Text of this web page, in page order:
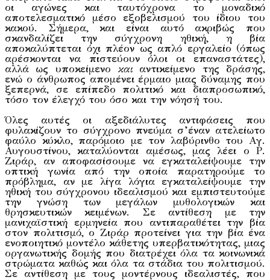
οι αγώνες και ταυτόχρονα το μοναδικό
αποτελεσματικό μέσο εξοβελισμού του ίδιου του
κακού. Σήμερα, και είναι αυτό ακριβώς που
σκανδαλίζει την σύγχρονη ηθική, η βία
αποκαλύπτεται όχι πλέον ως απλό εργαλείο (όπως
αρέσκονται να πιστεύουν όλοι οι επαναστάτες),
αλλά ως υποκείμενο και αντικείμενο της δράσης,
ενώ ο άνθρωπος απομένει έρμαιο μιας δύναμης που
ξεπερνά, σε επίπεδο πολιτικό και διαπροσωπικό,
τόσο τον έλεγχό του όσο και την νόησή του.
Όλες αυτές οι αξεδιάλυτες αντιφάσεις που
φυλακίζουν το σύγχρονο πνεύμα σ’έναν ατελείωτο
φαύλο κύκλο, παρόμοιο με τον λαβύρινθο του Αγ.
Αυγουστίνου, καταλύονται αμέσως, μας λέει ο Ρ.
Ζιράρ, αν αποφασίσουμε να εγκαταλείψουμε την
οπτική γωνία από την οποία παρατηρούμε το
πρόβλημα, αν με λίγα λόγια εγκαταλείψουμε την
ηθική του σύγχρονου ιδεαλισμού και εμπιστευτούμε
την γνώση των μεγάλων μυθολογικών και
θρησκευτικών κειμένων. Σε αντίθεση με την
μανιχαϊστική ερμηνεία που αντιπαραθέτει την βία
στον πολιτισμό, ο Ζιράρ προτείνει για την βία ένα
ενοποιητικό μοντέλο κάθετης υπερβατικότητας, μιας
οργανωτικής δομής που διατρέχει όλα τα κοινωνικά
στρώματα καθώς και όλα τα στάδια του πολιτισμού.
Σε αντίθεση με τους μοντέρνους ιδεαλιστές, που